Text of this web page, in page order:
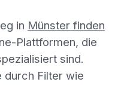
in Münster finden
Plattformen, die
sind.
durch Filter wie